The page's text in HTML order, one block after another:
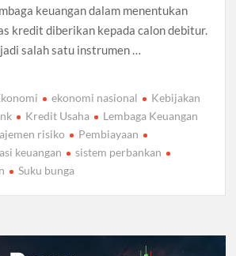
keuangan dalam menentukan
kredit diberikan kepada calon debitur.
salah satu instrumen …
ekonomi nasional
Kebijakan
Kredit Usaha
Lembaga Keuangan
risiko
Pembiayaan
keuangan
sistem perbankan
Suku bunga